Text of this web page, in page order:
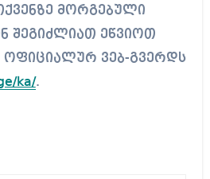
მორგებული
შეგიძლიათ ეწვიოთ
ოფიციალურ ვებ-გვერდს
ka/.